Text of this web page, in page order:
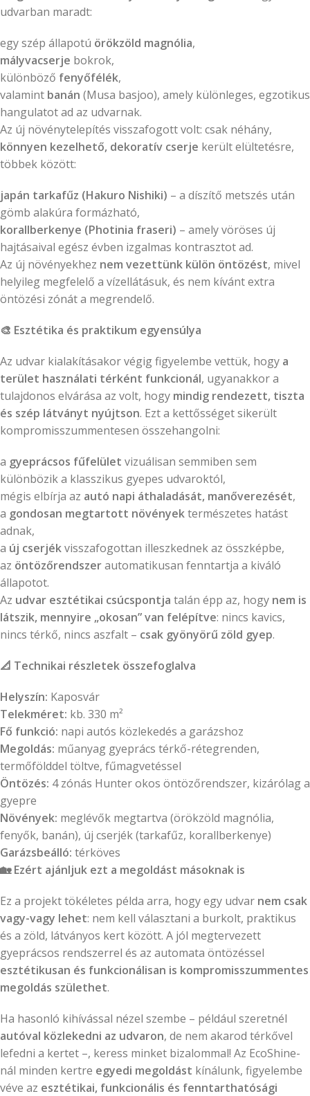
udvarban maradt:
egy szép állapotú örökzöld magnólia,
mályvacserje bokrok,
különböző fenyőfélék,
valamint banán (Musa basjoo), amely különleges, egzotikus
hangulatot ad az udvarnak.
Az új növénytelepítés visszafogott volt: csak néhány,
könnyen kezelhető, dekoratív cserje került elültetésre,
többek között:
japán tarkafűz (Hakuro Nishiki) – a díszítő metszés után
gömb alakúra formázható,
korallberkenye (Photinia fraseri) – amely vöröses új
hajtásaival egész évben izgalmas kontrasztot ad.
Az új növényekhez nem vezettünk külön öntözést, mivel
helyileg megfelelő a vízellátásuk, és nem kívánt extra
öntözési zónát a megrendelő.
🎨 Esztétika és praktikum egyensúlya
Az udvar kialakításakor végig figyelembe vettük, hogy a
terület használati térként funkcionál, ugyanakkor a
tulajdonos elvárása az volt, hogy mindig rendezett, tiszta
és szép látványt nyújtson. Ezt a kettősséget sikerült
kompromisszummentesen összehangolni:
a gyeprácsos fűfelület vizuálisan semmiben sem
különbözik a klasszikus gyepes udvaroktól,
mégis elbírja az autó napi áthaladását, manőverezését,
a gondosan megtartott növényektermészetes hatást
adnak,
a új cserjékvisszafogottan illeszkednek az összképbe,
az öntözőrendszerautomatikusan fenntartja a kiváló
állapotot.
Az udvar esztétikai csúcspontja talán épp az, hogy nem is
látszik, mennyire „okosan” van felépítve: nincs kavics,
nincs térkő, nincs aszfalt – csak gyönyörű zöld gyep.
📐 Technikai részletek összefoglalva
Helyszín: Kaposvár
Telekméret: kb. 330 m²
Fő funkció: napi autós közlekedés a garázshoz
Megoldás: műanyag gyeprács térkő-rétegrenden,
termőfölddel töltve, fűmagvetéssel
Öntözés: 4 zónás Hunter okos öntözőrendszer, kizárólag a
gyepre
Növények: meglévők megtartva (örökzöld magnólia,
fenyők, banán), új cserjék (tarkafűz, korallberkenye)
Garázsbeálló: térköves
🏡Ezért ajánljuk ezt a megoldást másoknak is
Ez a projekt tökéletes példa arra, hogy egy udvar nem csak
vagy-vagy lehet: nem kell választani a burkolt, praktikus
és a zöld, látványos kert között. A jól megtervezett
gyeprácsos rendszerrel és az automata öntözéssel
esztétikusan és funkcionálisan is kompromisszummentes
megoldás születhet.
Ha hasonló kihívással nézel szembe – például szeretnél
autóval közlekedni az udvaron, de nem akarod térkővel
lefedni a kertet –, keress minket bizalommal! Az EcoShine-
nál minden kertre egyedi megoldást kínálunk, figyelembe
véve az esztétikai, funkcionális és fenntarthatósági